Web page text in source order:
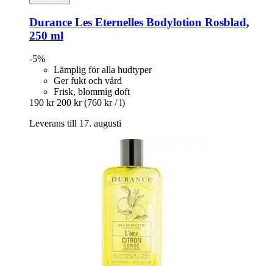
Durance Les Eternelles Bodylotion Rosblad,
250 ml
-5%
Lämplig för alla hudtyper
Ger fukt och vård
Frisk, blommig doft
190 kr 200 kr (760 kr / l)
Leverans till 17. augusti